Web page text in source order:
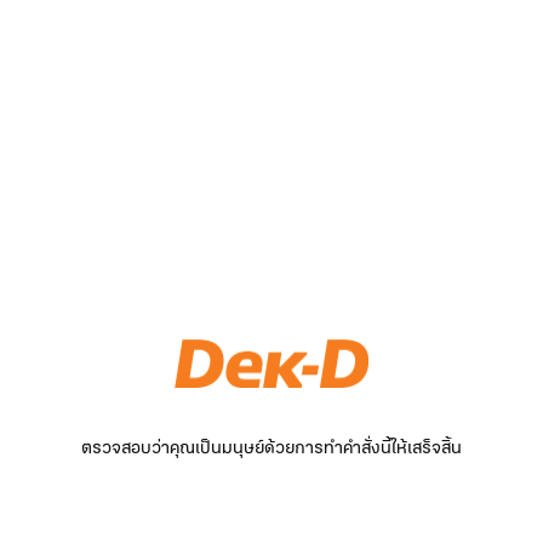
ตรวจสอบว่าคุณเป็นมนุษย์ด้วยการทำคำสั่งนี้ให้เสร็จสิ้น